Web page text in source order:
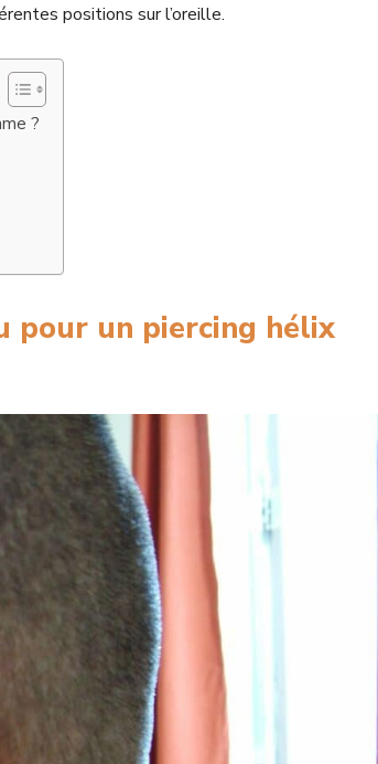
positions sur l’oreille.
?
pour un piercing hélix